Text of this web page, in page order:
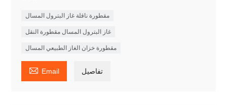
مقطورة ناقلة غاز البترول المسال
غاز البترول المسال مقطورة النقل
مقطورة خزان الغاز الطبيعي المسال
 Email تفاصيل